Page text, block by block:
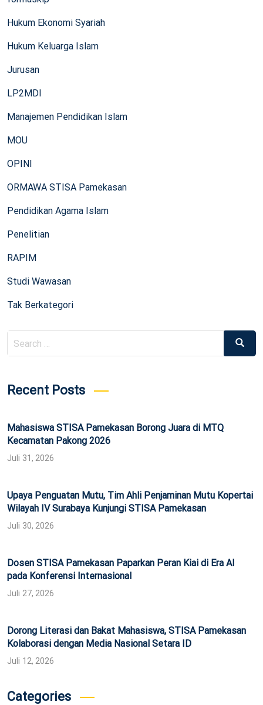
Hukum Ekonomi Syariah
Hukum Keluarga Islam
Jurusan
LP2MDI
Manajemen Pendidikan Islam
MOU
OPINI
ORMAWA STISA Pamekasan
Pendidikan Agama Islam
Penelitian
RAPIM
Studi Wawasan
Tak Berkategori
Search
for:
Search
Recent Posts
Mahasiswa STISA Pamekasan Borong Juara di MTQ
Kecamatan Pakong 2026
Juli 31, 2026
Upaya Penguatan Mutu, Tim Ahli Penjaminan Mutu Kopertai
Wilayah IV Surabaya Kunjungi STISA Pamekasan
Juli 30, 2026
Dosen STISA Pamekasan Paparkan Peran Kiai di Era AI
pada Konferensi Internasional
Juli 27, 2026
Dorong Literasi dan Bakat Mahasiswa, STISA Pamekasan
Kolaborasi dengan Media Nasional Setara ID
Juli 12, 2026
Categories